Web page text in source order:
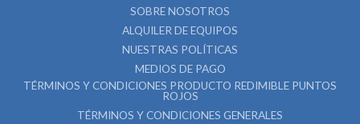
SOBRE NOSOTROS
ALQUILER DE EQUIPOS
NUESTRAS POLÍTICAS
MEDIOS DE PAGO
TÉRMINOS Y CONDICIONES PRODUCTO REDIMIBLE PUNTOS
ROJOS
TÉRMINOS Y CONDICIONES GENERALES